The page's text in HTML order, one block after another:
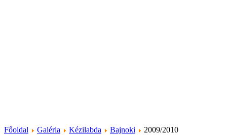
Főoldal Galéria Kézilabda Bajnoki 2009/2010